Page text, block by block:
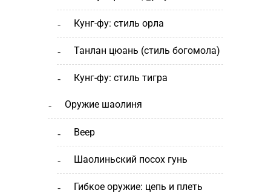
кунг-фу: стиль орла
танлан цюань (стиль богомола)
кунг-фу: стиль тигра
оружие шаолиня
веер
шаолиньский посох гунь
гибкое оружие: цепь и плеть